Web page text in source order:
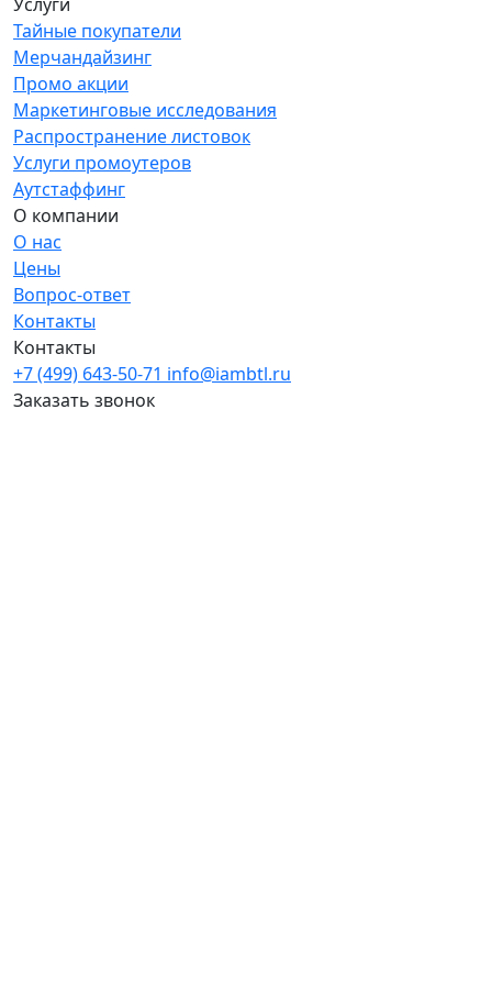
Тайные покупатели
Мерчандайзинг
Промо акции
Маркетинговые исследования
Распространение листовок
Услуги промоутеров
Аутстаффинг
О компании
О нас
Цены
Вопрос-ответ
Контакты
Контакты
+7 (499) 643-50-71 info@iambtl.ru
Заказать звонок